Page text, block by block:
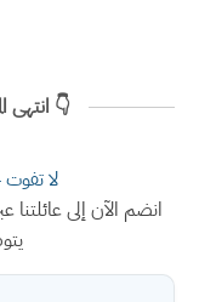
👇 انتهى
لا
انضم الآن إلى